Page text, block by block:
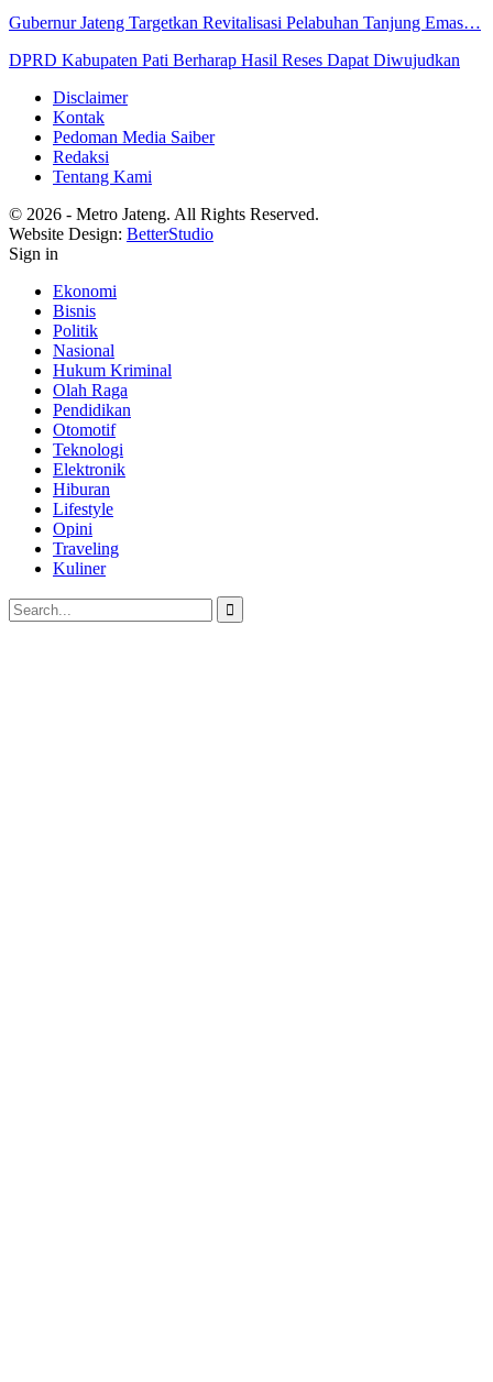
Gubernur Jateng Targetkan Revitalisasi Pelabuhan Tanjung Emas…
DPRD Kabupaten Pati Berharap Hasil Reses Dapat Diwujudkan
Disclaimer
Kontak
Pedoman Media Saiber
Redaksi
Tentang Kami
© 2026 - Metro Jateng. All Rights Reserved.
Website Design: BetterStudio
Sign in
Ekonomi
Bisnis
Politik
Nasional
Hukum Kriminal
Olah Raga
Pendidikan
Otomotif
Teknologi
Elektronik
Hiburan
Lifestyle
Opini
Traveling
Kuliner